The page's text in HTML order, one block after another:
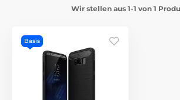
Wir stellen aus 1-1 von 1
Basis